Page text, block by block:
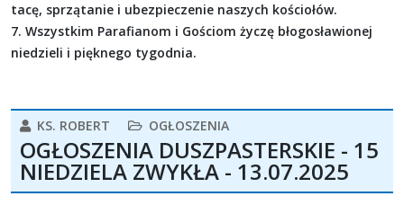
tacę, sprzątanie i ubezpieczenie naszych kościołów.
7. Wszystkim Parafianom i Gościom życzę błogosławionej
niedzieli i pięknego tygodnia.
KS. ROBERT OGŁOSZENIA
OGŁOSZENIA DUSZPASTERSKIE - 15
NIEDZIELA ZWYKŁA - 13.07.2025